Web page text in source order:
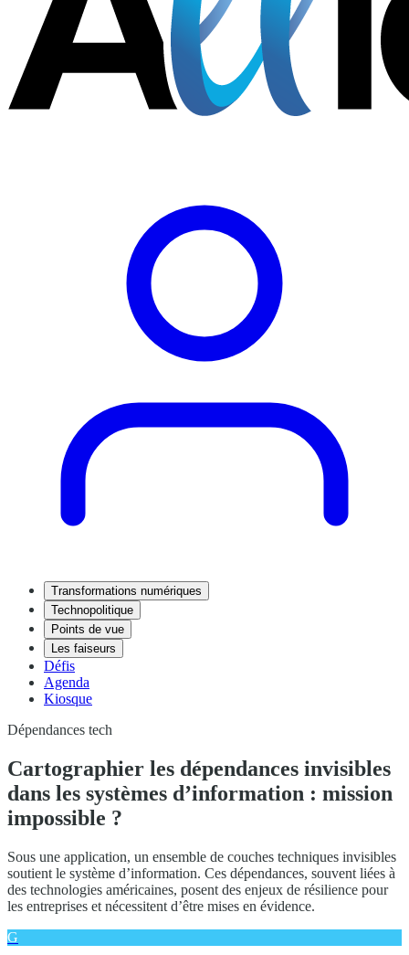
Transformations numériques
Technopolitique
Points de vue
Les faiseurs
Défis
Agenda
Kiosque
Dépendances tech
Cartographier les dépendances invisibles
dans les systèmes d’information : mission
impossible ?
Sous une application, un ensemble de couches techniques invisibles
soutient le système d’information. Ces dépendances, souvent liées à
des technologies américaines, posent des enjeux de résilience pour
les entreprises et nécessitent d’être mises en évidence.
G